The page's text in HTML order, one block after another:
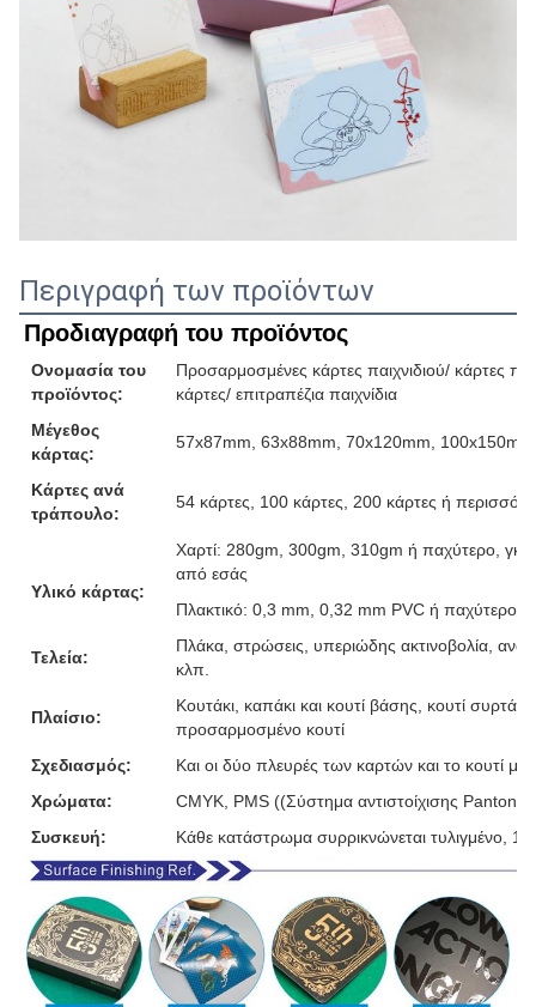
Περιγραφή των προϊόντων
Προδιαγραφή του προϊόντος
Ονομασία του
προϊόντος:
Προσαρμοσμένες κάρτες παιχνιδιού/ κάρτες
κάρτες/ επιτραπέζια παιχνίδια
Μέγεθος
κάρτας:
57x87mm, 63x88mm, 70x120mm,
Κάρτες ανά
τράπουλο:
54 κάρτες, 100 κάρτες, 200 κάρτες ή
Υλικό κάρτας:
Χαρτί: 280gm, 300gm, 310gm ή παχύτερο,
από εσάς
Πλακτικό: 0,3 mm, 0,32 mm PVC ή παχύτερο
Τελεία:
Πλάκα, στρώσεις, υπεριώδης ακτινοβολία,
κλπ.
Πλαίσιο:
Κουτάκι, καπάκι και κουτί βάσης, κουτί
προσαρμοσμένο κουτί
Σχεδιασμός:
Και οι δύο πλευρές των καρτών και το κουτί
Χρώματα:
CMYK, PMS ((Σύστημα αντιστοίχισης Pantone)
Συσκευή:
Κάθε κατάστρωμα συρρικνώνεται τυλιγμένο,